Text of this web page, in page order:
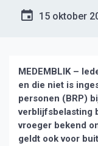
15 oktober
MEDEMBLIK –
en die niet is
personen (BRP)
verblijfsbelasting
vroeger bekend
geldt ook voor